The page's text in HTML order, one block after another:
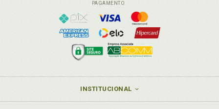
PAGAMENTO
INSTITUCIONAL